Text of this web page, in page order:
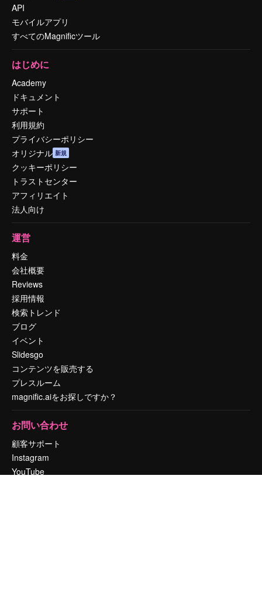
API
モバイルアプリ
すべてのMagnificツール
はじめに
Academy
ドキュメント
サポート
利用規約
プライバシーポリシー
オリジナル 新規
クッキーポリシー
トラストセンター
アフィリエイト
法人向け
運営
料金
会社概要
Reviews
採用情報
検索トレンド
ブログ
イベント
Slidesgo
コンテンツを販売する
プレスルーム
magnific.aiをお探しですか？
お問い合わせ
顧客サポート
Instagram
YouTube